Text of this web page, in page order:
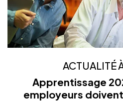
ACTUALITÉ
Apprentissage
employeurs